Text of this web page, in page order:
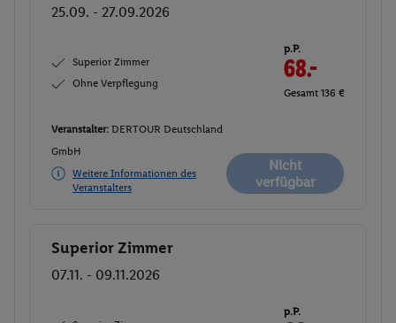
25.09. - 27.09.2026
Superior Zimmer
Ohne Verpflegung
p.P.
68.-
Gesamt 136 €
Veranstalter: DERTOUR Deutschland
GmbH
Weitere Informationen des
Veranstalters
Nicht
verfügbar
Buchen
Superior Zimmer
07.11. - 09.11.2026
p.P.